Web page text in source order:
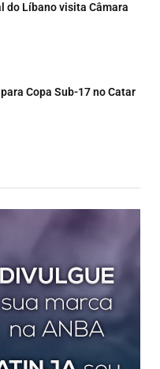
do Líbano visita Câmara
Copa Sub-17 no Catar